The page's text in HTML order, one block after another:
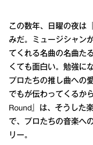
この数年、日曜の夜は
みだ。ミュージシャン
てくれる名曲の名曲た
くても面白い。勉強に
プロたちの推し曲への
でもが伝わってくるか
Round』は、そうした
で、プロたちの音楽へ
リー。